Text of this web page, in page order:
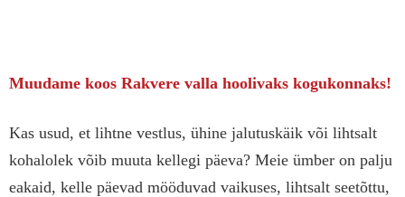
Muudame koos Rakvere valla hoolivaks kogukonnaks!
Kas usud, et lihtne vestlus, ühine jalutuskäik või lihtsalt
kohalolek võib muuta kellegi päeva? Meie ümber on palju
eakaid, kelle päevad mööduvad vaikuses, lihtsalt seetõttu,